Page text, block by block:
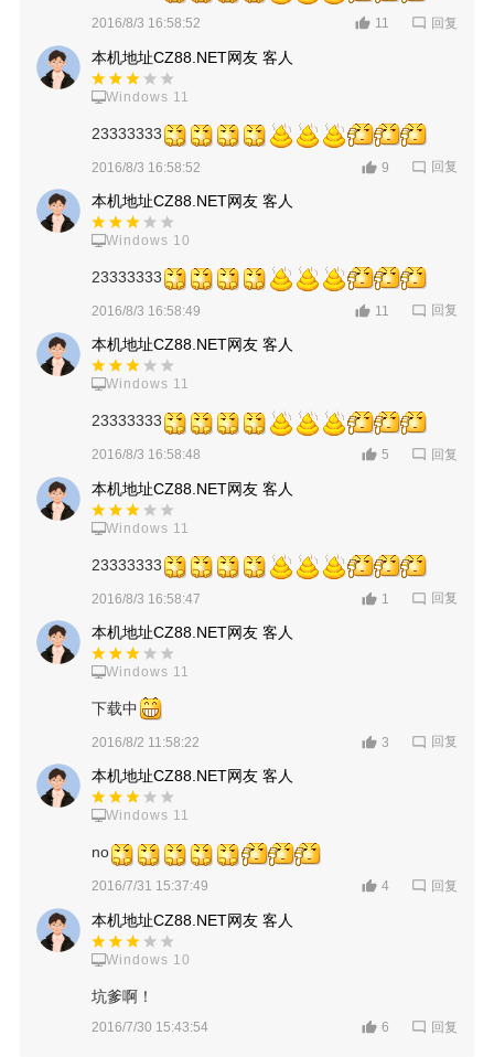
2016/8/3 16:58:52 11 回复
本机地址CZ88.NET网友 客人
Windows 11
23333333
2016/8/3 16:58:52 9 回复
本机地址CZ88.NET网友 客人
Windows 10
23333333
2016/8/3 16:58:49 11 回复
本机地址CZ88.NET网友 客人
Windows 11
23333333
2016/8/3 16:58:48 5 回复
本机地址CZ88.NET网友 客人
Windows 11
23333333
2016/8/3 16:58:47 1 回复
本机地址CZ88.NET网友 客人
Windows 11
下载中
2016/8/2 11:58:22 3 回复
本机地址CZ88.NET网友 客人
Windows 11
no
2016/7/31 15:37:49 4 回复
本机地址CZ88.NET网友 客人
Windows 10
坑爹啊！
2016/7/30 15:43:54 6 回复